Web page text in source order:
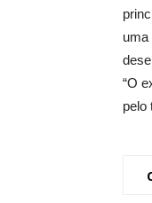
uma
“O
pelo